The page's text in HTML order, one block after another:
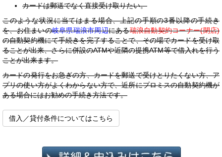
カードは郵送でなく直接受け取りたい。
このような状況に当てはまる場合、上記の手順の3番以降の手続き
を、お住まいの岐阜県瑞浪市周辺にある瑞浪自動契約コーナー(閉店)
の自動契約機にて手続きを完了することで、その場でカードを受け取
ることが出来、さらに併設のATMや近隣の提携ATM等で借入れを行う
ことが出来ます。
カードの発行をお急ぎの方、カードを郵送で受けとりたくない方、ア
プリの使い方がよくわからない方で、近所にプロミスの自動契約機が
ある場合にはお勧めの手続き方法です。
借入／貸付条件についてはこちら